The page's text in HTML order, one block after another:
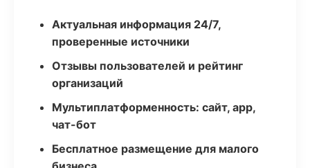
Актуальная информация 24/7,
проверенные источники
Отзывы пользователей и рейтинг
организаций
Мультиплатформенность: сайт, app,
чат-бот
Бесплатное размещение для малого